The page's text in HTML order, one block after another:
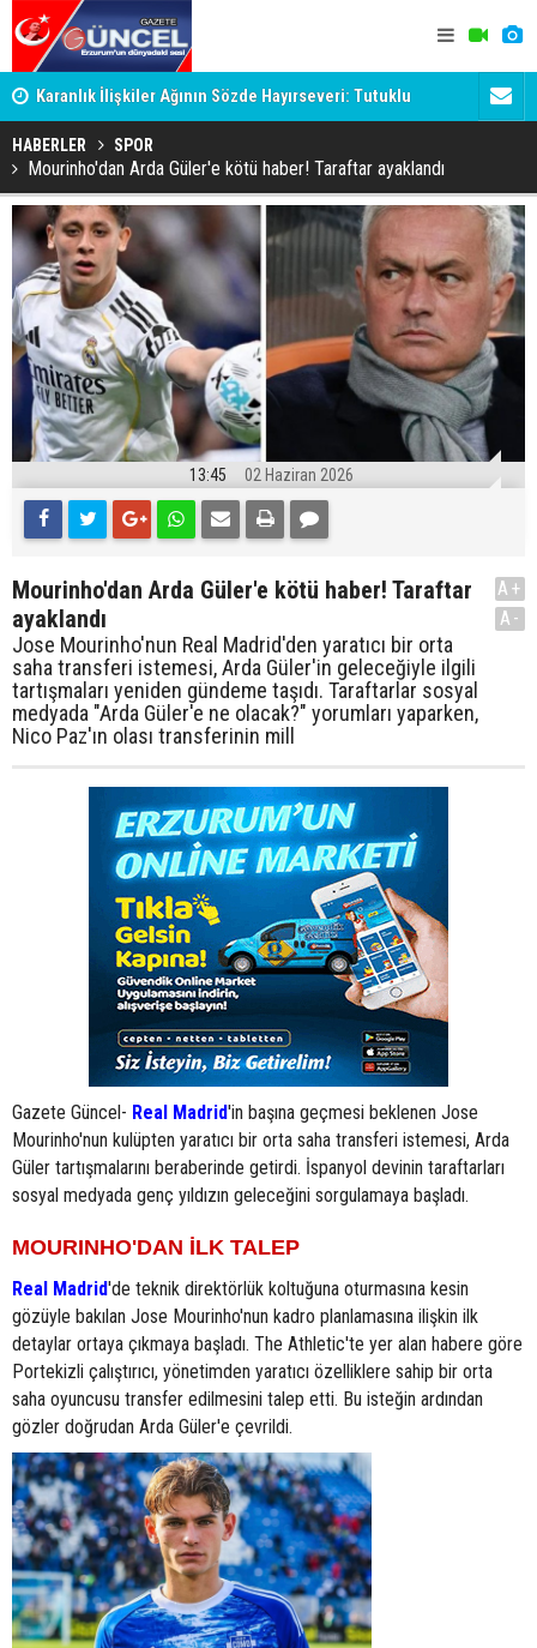
Karanlık İlişkiler Ağının Sözde Hayırseveri: Tutuklu
Memet Aca Dosyası
Dadaş'a
HABERLER SPOR
Mourinho'dan Arda Güler'e kötü haber! Taraftar ayaklandı
13:45 02 Haziran 2026
Mourinho'dan Arda Güler'e kötü haber! Taraftar
ayaklandı
Jose Mourinho'nun Real Madrid'den yaratıcı bir orta
saha transferi istemesi, Arda Güler'in geleceğiyle ilgili
tartışmaları yeniden gündeme taşıdı. Taraftarlar sosyal
medyada "Arda Güler'e ne olacak?" yorumları yaparken,
Nico Paz'ın olası transferinin mill
A+
A-
Gazete Güncel- Real Madrid'in başına geçmesi beklenen Jose
Mourinho'nun kulüpten yaratıcı bir orta saha transferi istemesi, Arda
Güler tartışmalarını beraberinde getirdi. İspanyol devinin taraftarları
sosyal medyada genç yıldızın geleceğini sorgulamaya başladı.
MOURINHO'DAN İLK TALEP
Real Madrid'de teknik direktörlük koltuğuna oturmasına kesin
gözüyle bakılan Jose Mourinho'nun kadro planlamasına ilişkin ilk
detaylar ortaya çıkmaya başladı. The Athletic'te yer alan habere göre
Portekizli çalıştırıcı, yönetimden yaratıcı özelliklere sahip bir orta
saha oyuncusu transfer edilmesini talep etti. Bu isteğin ardından
gözler doğrudan Arda Güler'e çevrildi.